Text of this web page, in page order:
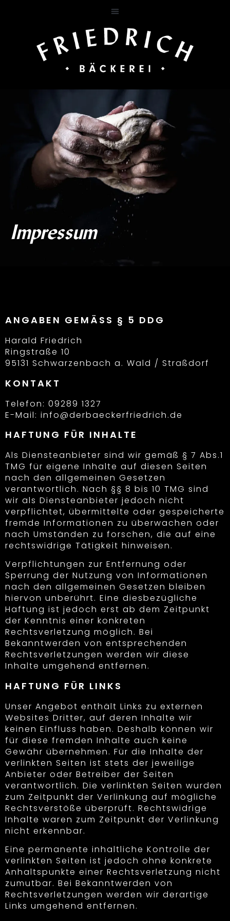
Impressum
ANGABEN GEMÄSS § 5 DDG
Harald Friedrich
Ringstraße 10
95131 Schwarzenbach a. Wald / Straßdorf
KONTAKT
Telefon: 09289 1327
E-Mail: info@derbaeckerfriedrich.de
HAFTUNG FÜR INHALTE
Als Diensteanbieter sind wir gemäß § 7 Abs.1
TMG für eigene Inhalte auf diesen Seiten
nach den allgemeinen Gesetzen
verantwortlich. Nach §§ 8 bis 10 TMG sind
wir als Diensteanbieter jedoch nicht
verpflichtet, übermittelte oder gespeicherte
fremde Informationen zu überwachen oder
nach Umständen zu forschen, die auf eine
rechtswidrige Tätigkeit hinweisen.
Verpflichtungen zur Entfernung oder
Sperrung der Nutzung von Informationen
nach den allgemeinen Gesetzen bleiben
hiervon unberührt. Eine diesbezügliche
Haftung ist jedoch erst ab dem Zeitpunkt
der Kenntnis einer konkreten
Rechtsverletzung möglich. Bei
Bekanntwerden von entsprechenden
Rechtsverletzungen werden wir diese
Inhalte umgehend entfernen.
HAFTUNG FÜR LINKS
Unser Angebot enthält Links zu externen
Websites Dritter, auf deren Inhalte wir
keinen Einfluss haben. Deshalb können wir
für diese fremden Inhalte auch keine
Gewähr übernehmen. Für die Inhalte der
verlinkten Seiten ist stets der jeweilige
Anbieter oder Betreiber der Seiten
verantwortlich. Die verlinkten Seiten wurden
zum Zeitpunkt der Verlinkung auf mögliche
Rechtsverstöße überprüft. Rechtswidrige
Inhalte waren zum Zeitpunkt der Verlinkung
nicht erkennbar.
Eine permanente inhaltliche Kontrolle der
verlinkten Seiten ist jedoch ohne konkrete
Anhaltspunkte einer Rechtsverletzung nicht
zumutbar. Bei Bekanntwerden von
Rechtsverletzungen werden wir derartige
Links umgehend entfernen.